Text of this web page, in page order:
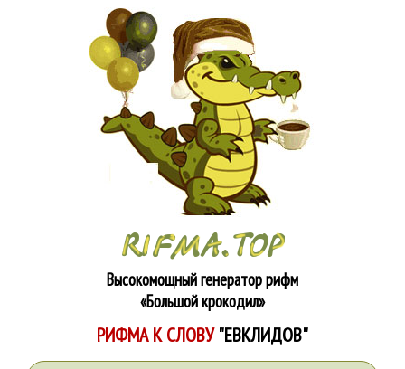
Высокомощный генератор рифм
«Большой крокодил»
РИФМА К СЛОВУ"ЕВКЛИДОВ"